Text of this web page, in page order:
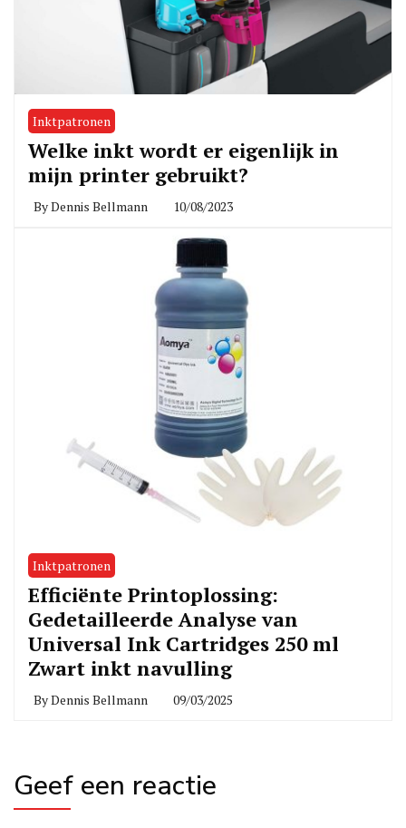
Inktpatronen
Welke inkt wordt er eigenlijk in
mijn printer gebruikt?
ByDennis Bellmann 10/08/2023
Inktpatronen
Efficiënte Printoplossing:
Gedetailleerde Analyse van
Universal Ink Cartridges 250 ml
Zwart inkt navulling
ByDennis Bellmann 09/03/2025
Geef een reactie